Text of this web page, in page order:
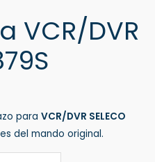
VCR/DVR
para VCR/DVR SELECO
del mando original.